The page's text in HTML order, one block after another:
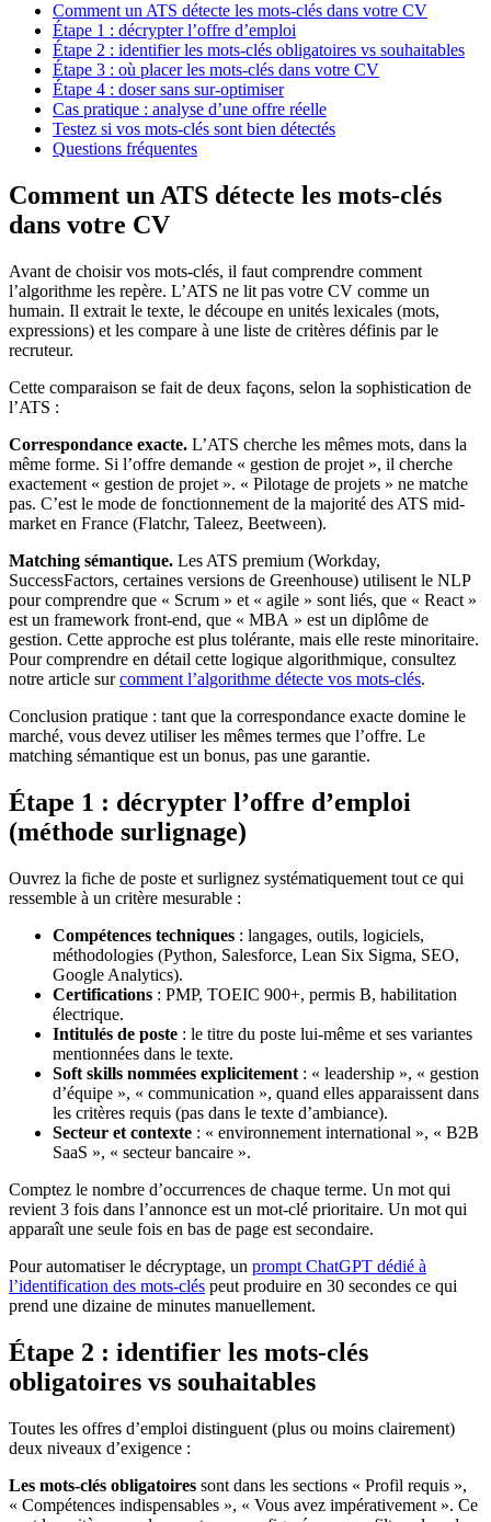
Comment un ATS détecte les mots-clés dans votre CV
Étape 1 : décrypter l’offre d’emploi
Étape 2 : identifier les mots-clés obligatoires vs souhaitables
Étape 3 : où placer les mots-clés dans votre CV
Étape 4 : doser sans sur-optimiser
Cas pratique : analyse d’une offre réelle
Testez si vos mots-clés sont bien détectés
Questions fréquentes
Comment un ATS détecte les mots-clés
dans votre CV
Avant de choisir vos mots-clés, il faut comprendre comment
l’algorithme les repère. L’ATS ne lit pas votre CV comme un
humain. Il extrait le texte, le découpe en unités lexicales (mots,
expressions) et les compare à une liste de critères définis par le
recruteur.
Cette comparaison se fait de deux façons, selon la sophistication de
l’ATS :
Correspondance exacte. L’ATS cherche les mêmes mots, dans la
même forme. Si l’offre demande « gestion de projet », il cherche
exactement « gestion de projet ». « Pilotage de projets » ne matche
pas. C’est le mode de fonctionnement de la majorité des ATS mid-
market en France (Flatchr, Taleez, Beetween).
Matching sémantique. Les ATS premium (Workday,
SuccessFactors, certaines versions de Greenhouse) utilisent le NLP
pour comprendre que « Scrum » et « agile » sont liés, que « React »
est un framework front-end, que « MBA » est un diplôme de
gestion. Cette approche est plus tolérante, mais elle reste minoritaire.
Pour comprendre en détail cette logique algorithmique, consultez
notre article surcomment l’algorithme détecte vos mots-clés.
Conclusion pratique : tant que la correspondance exacte domine le
marché, vous devez utiliser les mêmes termes que l’offre. Le
matching sémantique est un bonus, pas une garantie.
Étape 1 : décrypter l’offre d’emploi
(méthode surlignage)
Ouvrez la fiche de poste et surlignez systématiquement tout ce qui
ressemble à un critère mesurable :
Compétences techniques : langages, outils, logiciels,
méthodologies (Python, Salesforce, Lean Six Sigma, SEO,
Google Analytics).
Certifications : PMP, TOEIC 900+, permis B, habilitation
électrique.
Intitulés de poste : le titre du poste lui-même et ses variantes
mentionnées dans le texte.
Soft skills nommées explicitement : « leadership », « gestion
d’équipe », « communication », quand elles apparaissent dans
les critères requis (pas dans le texte d’ambiance).
Secteur et contexte : « environnement international », « B2B
SaaS », « secteur bancaire ».
Comptez le nombre d’occurrences de chaque terme. Un mot qui
revient 3 fois dans l’annonce est un mot-clé prioritaire. Un mot qui
apparaît une seule fois en bas de page est secondaire.
Pour automatiser le décryptage, un prompt ChatGPT dédié à
l’identification des mots-clés peut produire en 30 secondes ce qui
prend une dizaine de minutes manuellement.
Étape 2 : identifier les mots-clés
obligatoires vs souhaitables
Toutes les offres d’emploi distinguent (plus ou moins clairement)
deux niveaux d’exigence :
Les mots-clés obligatoires sont dans les sections « Profil requis »,
« Compétences indispensables », « Vous avez impérativement ». Ce